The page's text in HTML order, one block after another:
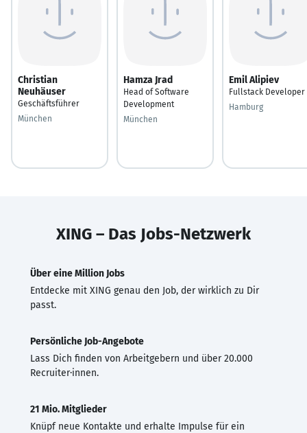
Christian
Neuhäuser
Geschäftsführer
München
Hamza Jrad
Head of Software
Development
München
Emil Alipiev
Fullstack Developer
Hamburg
XING – Das Jobs-Netzwerk
Über eine Million Jobs
Entdecke mit XING genau den Job, der wirklich zu Dir
passt.
Persönliche Job-Angebote
Lass Dich finden von Arbeitgebern und über 20.000
Recruiter·innen.
21 Mio. Mitglieder
Knüpf neue Kontakte und erhalte Impulse für ein